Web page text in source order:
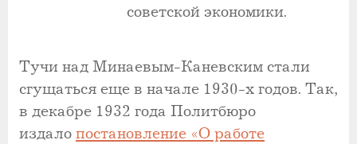
советской экономики.
Тучи над Минаевым-Каневским стали
сгущаться еще в начале 1930-х годов. Так,
в декабре 1932 года Политбюро
издало постановление «О работе